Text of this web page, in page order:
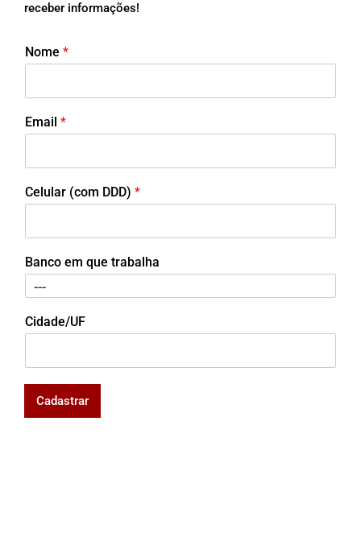
receber informações!
Nome *
Email *
Celular (com DDD) *
Banco em que trabalha
Cidade/UF
Cadastrar